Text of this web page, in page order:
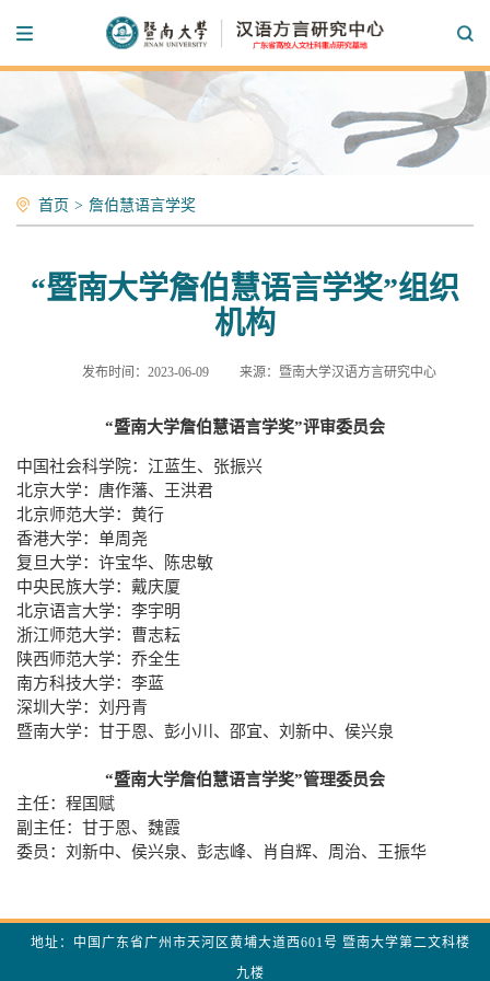
首页 > 詹伯慧语言学奖
“暨南大学詹伯慧语言学奖”组织
机构
发布时间：2023-06-09 来源：暨南大学汉语方言研究中心
“暨南大学詹伯慧语言学奖”评审委员会
中国社会科学院：江蓝生、张振兴
北京大学：唐作藩、王洪君
北京师范大学：黄行
香港大学：单周尧
复旦大学：许宝华、陈忠敏
中央民族大学：戴庆厦
北京语言大学：李宇明
浙江师范大学：曹志耘
陕西师范大学：乔全生
南方科技大学：李蓝
深圳大学：刘丹青
暨南大学：甘于恩、彭小川、邵宜、刘新中、侯兴泉
“暨南大学詹伯慧语言学奖”管理委员会
主任：程国赋
副主任：甘于恩、魏霞
委员：刘新中、侯兴泉、彭志峰、肖自辉、周治、王振华
地址：中国广东省广州市天河区黄埔大道西601号 暨南大学第二文科楼
九楼